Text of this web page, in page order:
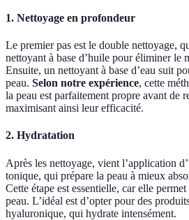
1. Nettoyage en profondeur
Le premier pas est le double nettoyage,
nettoyant à base d’huile pour éliminer le
Ensuite, un nettoyant à base d’eau suit
peau. Selon notre expérience, cette
la peau est parfaitement propre avant de
maximisant ainsi leur efficacité.
2. Hydratation
Après les nettoyage, vient l’application
tonique, qui prépare la peau à mieux
Cette étape est essentielle, car elle
peau. L’idéal est d’opter pour des
hyaluronique, qui hydrate intensément.